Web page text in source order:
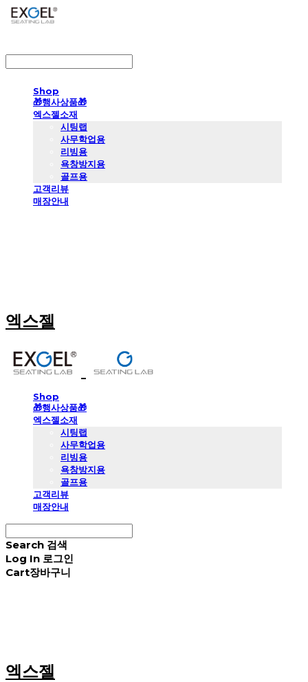
Shop
🎁행사상품🎁
엑스젤소재
시팅랩
사무학업용
리빙용
욕창방지용
골프용
고객리뷰
매장안내
엑스젤
Shop
🎁행사상품🎁
엑스젤소재
시팅랩
사무학업용
리빙용
욕창방지용
골프용
고객리뷰
매장안내
Search 검색
Log In 로그인
Cart장바구니
엑스젤